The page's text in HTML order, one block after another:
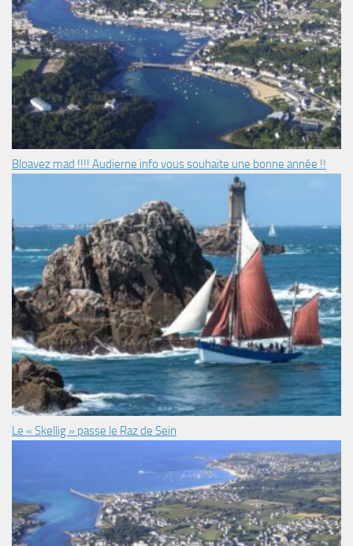
Bloavez mad !!!! Audierne info vous souhaite une bonne année !!
Le « Skellig » passe le Raz de Sein